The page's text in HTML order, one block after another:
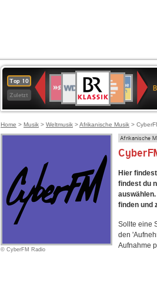
Top 10
Zuletzt
Deutschlandfunk
80er
90er
OLDIE
ANTENNE
4
BR-
KLASSIK
Deutschlandfunk
Kultur
ANTENNE
BAYERN
SWR
Kultur
NDR
2
Home > Musik > Weltmusik >Afrikanische Musik >
© CyberFM Radio
Afrikanische
Hier
findest du
finden und
Sollte eine
den
Aufnahme